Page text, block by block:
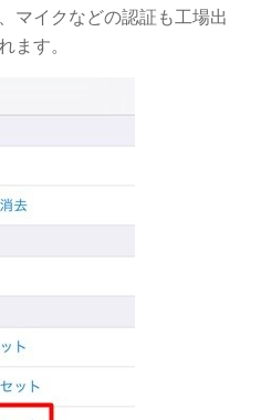
マイクなどの認証も工場出
ます。